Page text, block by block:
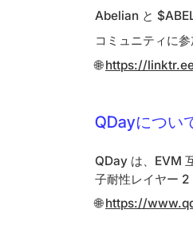
Abelian と
コミュニティに
🌐https://
QDayについ
QDay は、EVM
子耐性レイヤー 2
🌐https://